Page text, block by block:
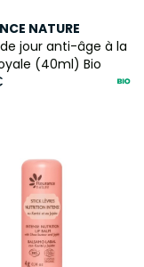
NATURE
jour anti-âge à la
(40ml) Bio